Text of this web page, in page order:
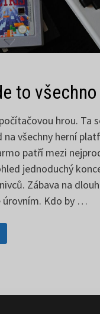
to všechno
hrou. Ta
na všechny herní
patří mezi
jednoduchý
Zábava na
úrovním. Kdo by …